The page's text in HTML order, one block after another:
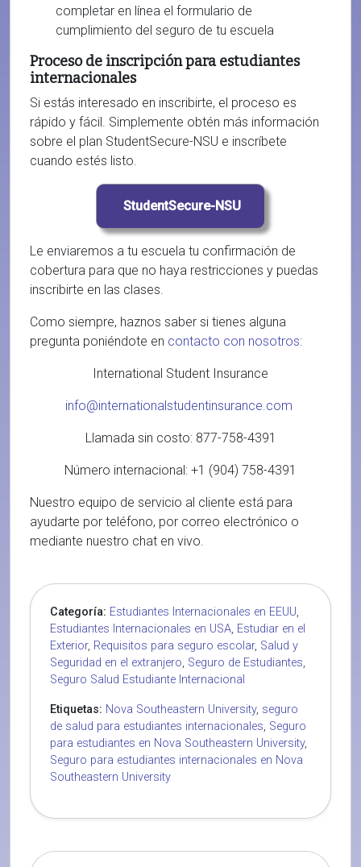
completar en línea el formulario de
cumplimiento del seguro de tu escuela
Proceso de inscripción para estudiantes
internacionales
Si estás interesado en inscribirte, el proceso es
rápido y fácil. Simplemente obtén más información
sobre el plan StudentSecure-NSU e inscríbete
cuando estés listo.
Le enviaremos a tu escuela tu confirmación de
cobertura para que no haya restricciones y puedas
inscribirte en las clases.
Como siempre, haznos saber si tienes alguna
pregunta poniéndote en contacto con nosotros:
International Student Insurance
info@internationalstudentinsurance.com
Llamada sin costo: 877-758-4391
Número internacional: +1 (904) 758-4391
Nuestro equipo de servicio al cliente está para
ayudarte por teléfono, por correo electrónico o
mediante nuestro chat en vivo.
Categoría: Estudiantes Internacionales en EEUU,
Estudiantes Internacionales en USA, Estudiar en el
Exterior, Requisitos para seguro escolar, Salud y
Seguridad en el extranjero, Seguro de Estudiantes,
Seguro Salud Estudiante Internacional
Etiquetas: Nova Southeastern University, seguro
de salud para estudiantes internacionales, Seguro
para estudiantes en Nova Southeastern University,
Seguro para estudiantes internacionales en Nova
Southeastern University